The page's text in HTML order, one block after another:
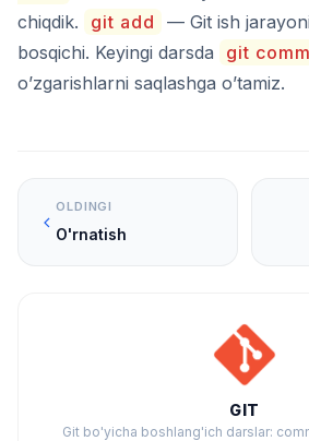
chiqdik.
git add
— Git ish
bosqichi. Keyingi darsda
git
o’zgarishlarni saqlashga o’tamiz.
OLDINGI
O'rnatish
GIT
Git bo'yicha boshlang'ich darslar: